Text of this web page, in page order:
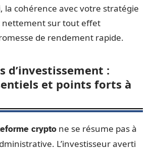
la cohérence avec votre stratégie
nettement sur tout effet
de rendement rapide.
d’investissement :
et points forts à
crypto ne se résume pas à
L’investisseur averti